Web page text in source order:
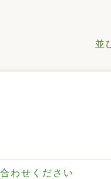
並
わせください